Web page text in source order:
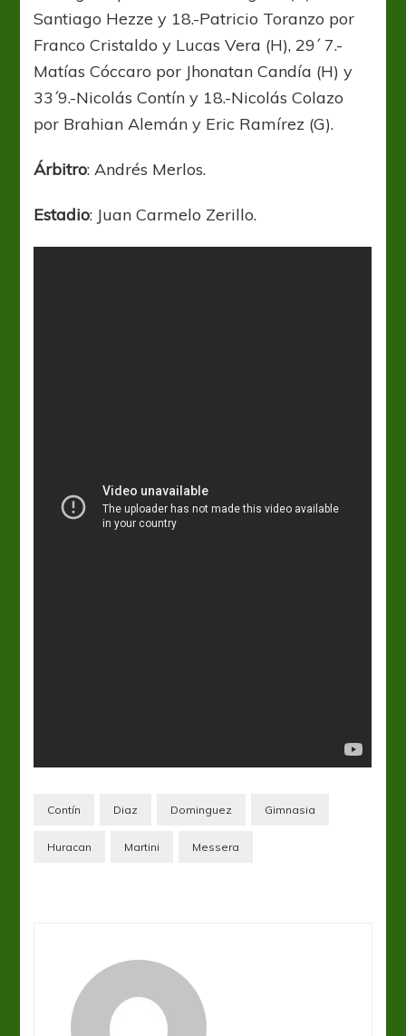
Santiago Hezze y 18.-Patricio Toranzo por
Franco Cristaldo y Lucas Vera (H), 29´ 7.-
Matías Cóccaro por Jhonatan Candía (H) y
33´9.-Nicolás Contín y 18.-Nicolás Colazo
por Brahian Alemán y Eric Ramírez (G).
Árbitro: Andrés Merlos.
Estadio: Juan Carmelo Zerillo.
Contín Diaz Dominguez Gimnasia
Huracan Martini Messera